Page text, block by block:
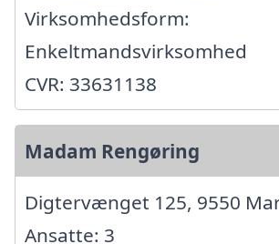
Virksomhedsform:
Enkeltmandsvirksomhed
CVR: 33631138
Madam Rengøring
Digtervænget 125, 9550
Ansatte: 3